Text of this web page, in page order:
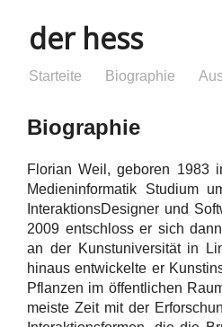
der hess
Starteite Biographie
Biographie
Florian Weil, geboren 1983
Medieninformatik Studium
InteraktionsDesigner und
2009 entschloss er sich
an der Kunstuniversität in
hinaus entwickelte er
Pflanzen im öffentlichen
meiste Zeit mit der